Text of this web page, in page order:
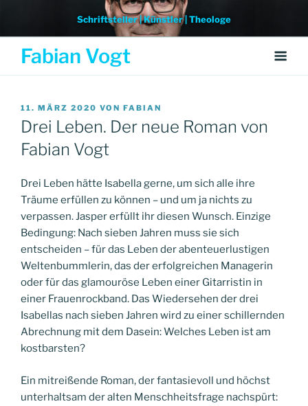
Inhalt
Schriftsteller | Künstler | Theologe
Fabian Vogt
VERÖFFENTLICHT
AM
11. MÄRZ 2020 VON FABIAN
Drei Leben. Der neue Roman von
Fabian Vogt
Drei Leben hätte Isabella gerne, um sich alle ihre
Träume erfüllen zu können – und um ja nichts zu
verpassen. Jasper erfüllt ihr diesen Wunsch. Einzige
Bedingung: Nach sieben Jahren muss sie sich
entscheiden – für das Leben der abenteuerlustigen
Weltenbummlerin, das der erfolgreichen Managerin
oder für das glamouröse Leben einer Gitarristin in
einer Frauenrockband. Das Wiedersehen der drei
Isabellas nach sieben Jahren wird zu einer schillernden
Abrechnung mit dem Dasein: Welches Leben ist am
kostbarsten?
Ein mitreißende Roman, der fantasievoll und höchst
unterhaltsam der alten Menschheitsfrage nachspürt: